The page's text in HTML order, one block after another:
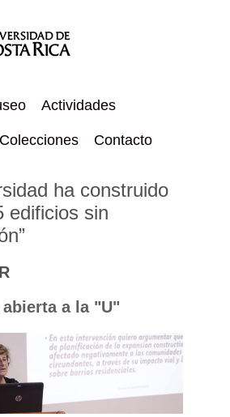
Actividades
Colecciones Contacto
ha construido
edificios sin
a la "U"